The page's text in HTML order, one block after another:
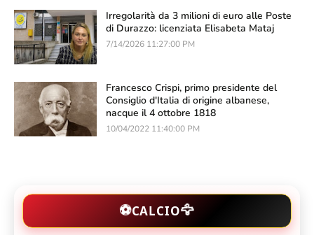
Irregolarità da 3 milioni di euro alle Poste
di Durazzo: licenziata Elisabeta Mataj
7/14/2026 11:27:00 PM
Francesco Crispi, primo presidente del
Consiglio d'Italia di origine albanese,
nacque il 4 ottobre 1818
10/04/2022 11:40:00 PM
⚽CALCIO🦅